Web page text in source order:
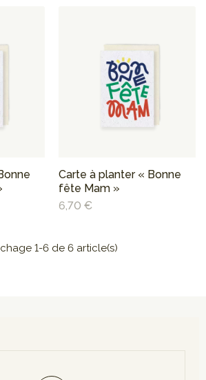
Carte à planter « Bonne
fête Mam »
6,70 €
1-6 de 6 article(s)